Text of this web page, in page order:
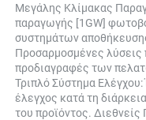
Μεγάλης Κλίμακας
παραγωγής [1GW]
συστημάτων
Προσαρμοσμένες λύσεις
προδιαγραφές των
Τριπλό Σύστημα
έλεγχος κατά τη
του προϊόντος.